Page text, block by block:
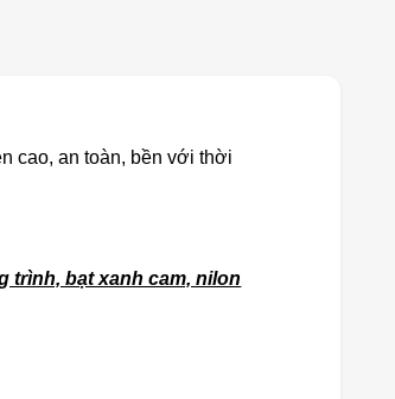
cao, an toàn, bền với thời
trình, bạt xanh cam, nilon